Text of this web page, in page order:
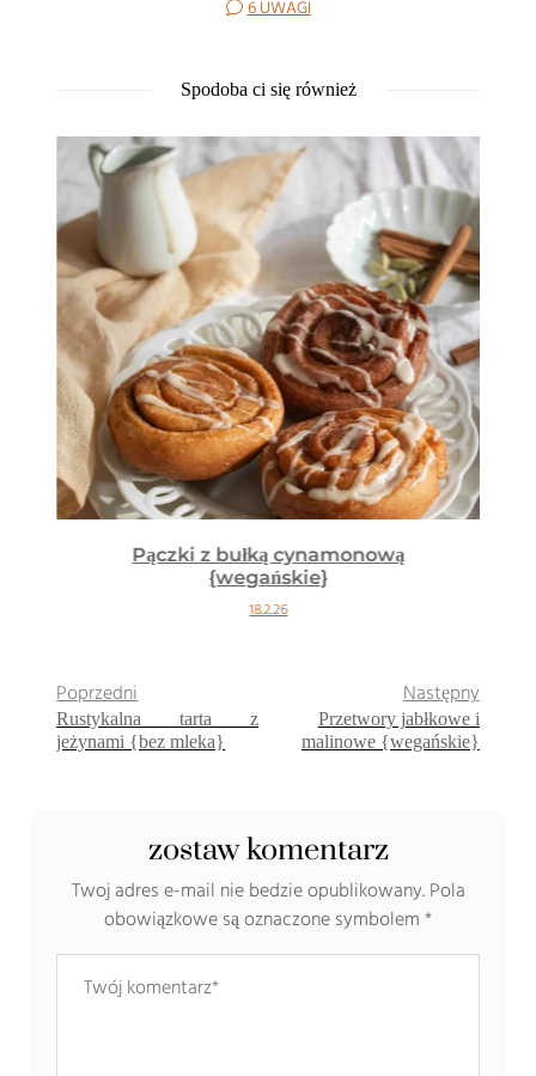
6 UWAGI
Spodoba ci się również
Pączki z bułką cynamonową
{wegańskie}
18.2.26
Poprzedni
Rustykalna tarta z
jeżynami {bez mleka}
Następny
Przetwory jabłkowe i
malinowe {wegańskie}
zostaw komentarz
Twoj adres e-mail nie bedzie opublikowany. Pola
obowiązkowe są oznaczone symbolem*